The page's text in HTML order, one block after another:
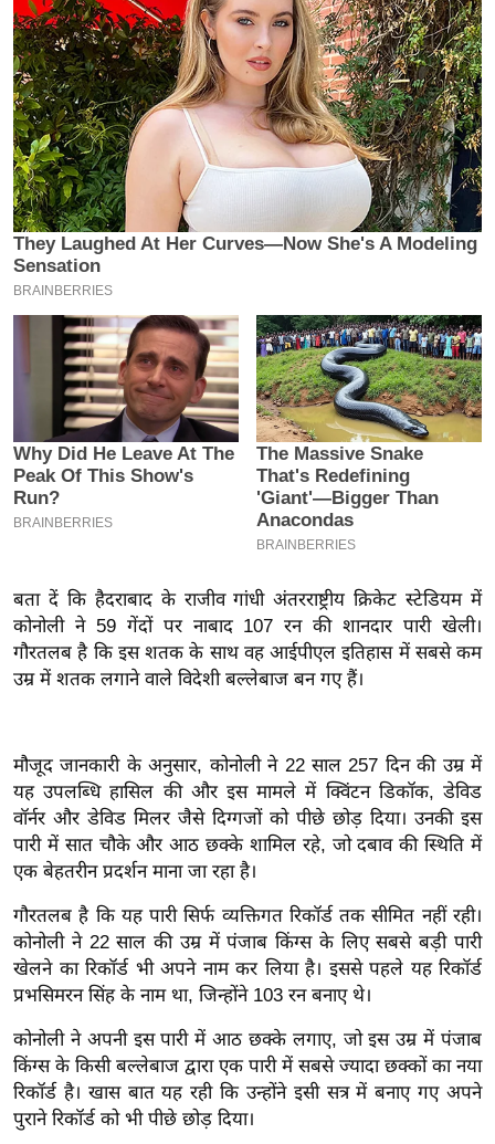
ट
खे
ल
क्रि
के
ट
I
P
L
2
0
6
इ
म
ई
-
प
र
मि
सा
बे
मि
सा
ल
ख्सि
य
त
यं
ग
इं
डि
या
बता दें कि हैदराबाद के राजीव गांधी अंतरराष्ट्रीय क्रिकेट स्टेडियम में
कोनोली ने 59 गेंदों पर नाबाद 107 रन की शानदार पारी खेली।
गौरतलब है कि इस शतक के साथ वह आईपीएल इतिहास में सबसे कम
उम्र में शतक लगाने वाले विदेशी बल्लेबाज बन गए हैं।
मौजूद जानकारी के अनुसार, कोनोली ने 22 साल 257 दिन की उम्र में
यह उपलब्धि हासिल की और इस मामले में क्विंटन डिकॉक, डेविड
वॉर्नर और डेविड मिलर जैसे दिग्गजों को पीछे छोड़ दिया। उनकी इस
पारी में सात चौके और आठ छक्के शामिल रहे, जो दबाव की स्थिति में
एक बेहतरीन प्रदर्शन माना जा रहा है।
गौरतलब है कि यह पारी सिर्फ व्यक्तिगत रिकॉर्ड तक सीमित नहीं रही।
कोनोली ने 22 साल की उम्र में पंजाब किंग्स के लिए सबसे बड़ी पारी
खेलने का रिकॉर्ड भी अपने नाम कर लिया है। इससे पहले यह रिकॉर्ड
प्रभसिमरन सिंह के नाम था, जिन्होंने 103 रन बनाए थे।
कोनोली ने अपनी इस पारी में आठ छक्के लगाए, जो इस उम्र में पंजाब
किंग्स के किसी बल्लेबाज द्वारा एक पारी में सबसे ज्यादा छक्कों का नया
रिकॉर्ड है। खास बात यह रही कि उन्होंने इसी सत्र में बनाए गए अपने
पुराने रिकॉर्ड को भी पीछे छोड़ दिया।